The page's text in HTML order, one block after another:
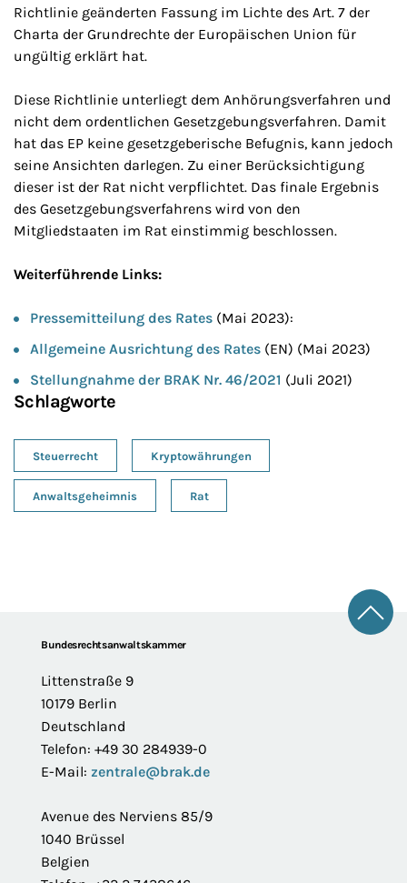
Richtlinie geänderten Fassung im Lichte des Art. 7 der
Charta der Grundrechte der Europäischen Union für
ungültig erklärt hat.
Diese Richtlinie unterliegt dem Anhörungsverfahren und
nicht dem ordentlichen Gesetzgebungsverfahren. Damit
hat das EP keine gesetzgeberische Befugnis, kann jedoch
seine Ansichten darlegen. Zu einer Berücksichtigung
dieser ist der Rat nicht verpflichtet. Das finale Ergebnis
des Gesetzgebungsverfahrens wird von den
Mitgliedstaaten im Rat einstimmig beschlossen.
Weiterführende Links:
Pressemitteilung des Rates (Mai 2023):
Allgemeine Ausrichtung des Rates (EN) (Mai 2023)
Stellungnahme der BRAK Nr. 46/2021 (Juli 2021)
Schlagworte
Steuerrecht Kryptowährungen
Anwaltsgeheimnis Rat
FooterBundesrechtsanwaltskammer
Littenstraße 9
10179 Berlin
Deutschland
Telefon: +49 30 284939-0
E-Mail: zentrale@brak.de
Avenue des Nerviens 85/9
1040 Brüssel
Belgien